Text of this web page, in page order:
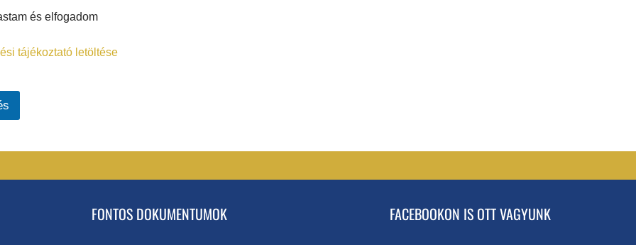
és elfogadom
tájékoztató letöltése
FONTOS DOKUMENTUMOK FACEBOOKON IS OTT VAGYUNK